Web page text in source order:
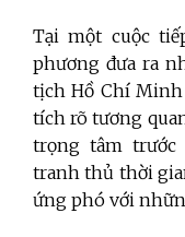
Tại một cuộc
phương đưa ra
tịch Hồ Chí
tích rõ tương
trọng tâm trước
tranh thủ thời
ứng phó với